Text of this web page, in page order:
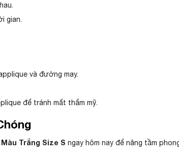
gian.
và đường may.
để tránh mất thẩm mỹ.
Trắng Size S ngay hôm nay để nâng tầm